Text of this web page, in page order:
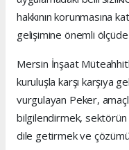
hakkının korunmasına
gelişimine önemli
Mersin İnşaat
kuruluşla karşı karşıya
vurgulayan Peker,
bilgilendirmek, sektörün
dile getirmek ve